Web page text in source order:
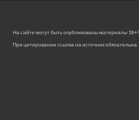
На сайте могут быть опубликованы материалы 18+!
При цитировании ссылка на источник обязательна.